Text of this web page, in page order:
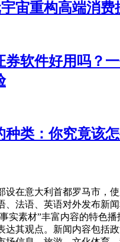
宙重构高端消费
券软件好用吗？
种类：你究竟该
设在意大利首都罗马市，
、法语、英语对外发布新
实素材”丰富内容的特色
达其观点。新闻内容包括政